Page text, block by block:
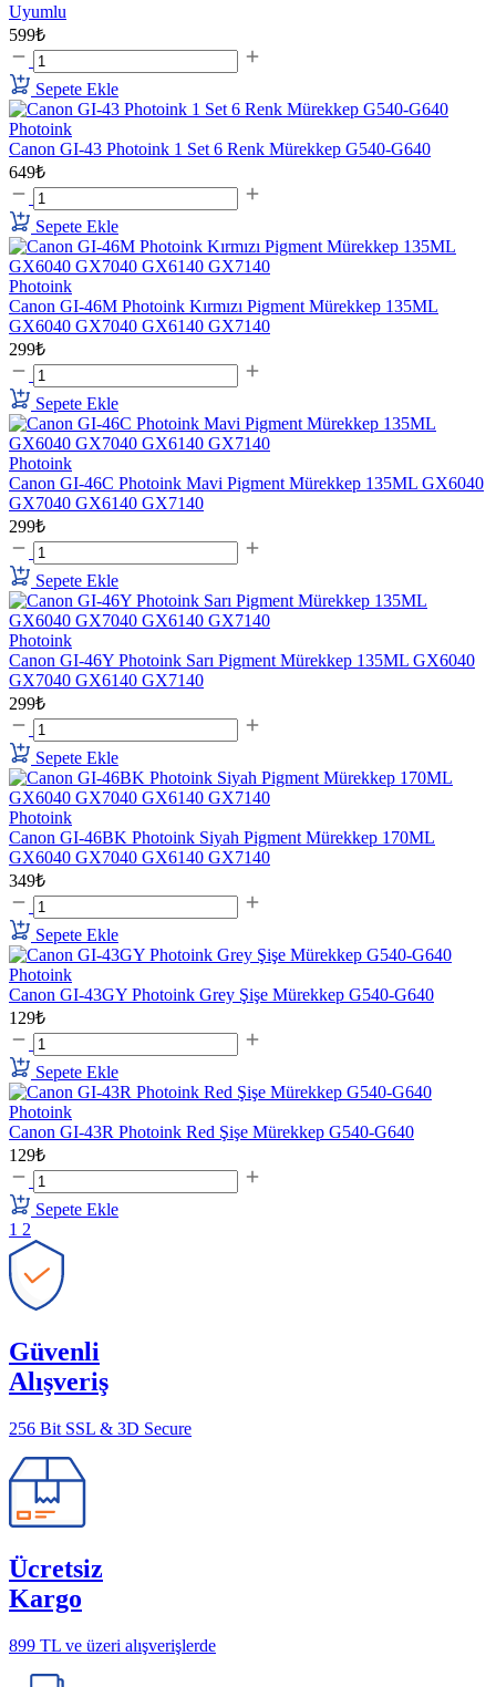
Uyumlu
599₺
Sepete Ekle
Photoink
Canon GI-43 Photoink 1 Set 6 Renk Mürekkep G540-G640
649₺
Sepete Ekle
Photoink
Canon GI-46M Photoink Kırmızı Pigment Mürekkep 135ML
GX6040 GX7040 GX6140 GX7140
299₺
Sepete Ekle
Photoink
Canon GI-46C Photoink Mavi Pigment Mürekkep 135ML GX6040
GX7040 GX6140 GX7140
299₺
Sepete Ekle
Photoink
Canon GI-46Y Photoink Sarı Pigment Mürekkep 135ML GX6040
GX7040 GX6140 GX7140
299₺
Sepete Ekle
Photoink
Canon GI-46BK Photoink Siyah Pigment Mürekkep 170ML
GX6040 GX7040 GX6140 GX7140
349₺
Sepete Ekle
Photoink
Canon GI-43GY Photoink Grey Şişe Mürekkep G540-G640
129₺
Sepete Ekle
Photoink
Canon GI-43R Photoink Red Şişe Mürekkep G540-G640
129₺
Sepete Ekle
1 2
Güvenli
Alışveriş
256 Bit SSL & 3D Secure
Ücretsiz
Kargo
899 TL ve üzeri alışverişlerde